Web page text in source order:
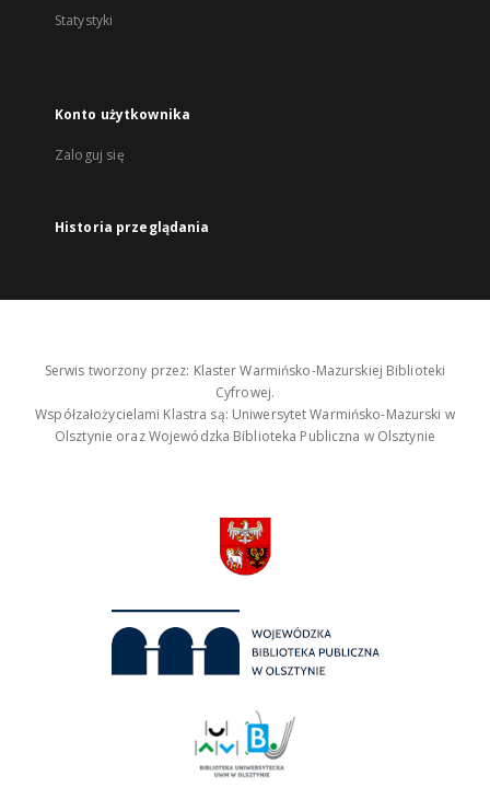
Statystyki
Konto użytkownika
Zaloguj się
Historia przeglądania
Serwis tworzony przez: Klaster Warmińsko-Mazurskiej Biblioteki
Cyfrowej.
Współzałożycielami Klastra są: Uniwersytet Warmińsko-Mazurski w
Olsztynie oraz Wojewódzka Biblioteka Publiczna w Olsztynie